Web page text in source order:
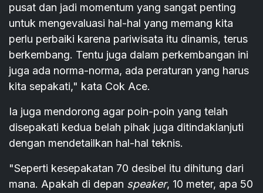
pusat dan jadi momentum yang sangat penting
untuk mengevaluasi hal-hal yang memang kita
perlu perbaiki karena pariwisata itu dinamis, terus
berkembang. Tentu juga dalam perkembangan ini
juga ada norma-norma, ada peraturan yang harus
kita sepakati," kata Cok Ace.
Ia juga mendorong agar poin-poin yang telah
disepakati kedua belah pihak juga ditindaklanjuti
dengan mendetailkan hal-hal teknis.
"Seperti kesepakatan 70 desibel itu dihitung dari
mana. Apakah di depan speaker, 10 meter, apa 50